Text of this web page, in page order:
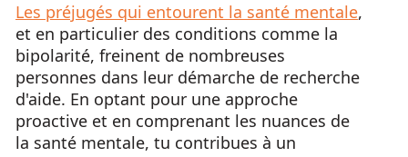
Les préjugés qui entourent la santé mentale,
et en particulier des conditions comme la
bipolarité, freinent de nombreuses
personnes dans leur démarche de recherche
d'aide. En optant pour une approche
proactive et en comprenant les nuances de
la santé mentale, tu contribues à un